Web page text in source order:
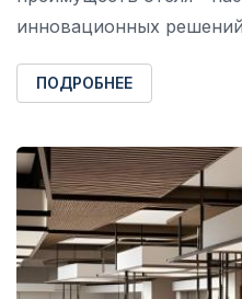
инновационных
ПОДРОБНЕЕ